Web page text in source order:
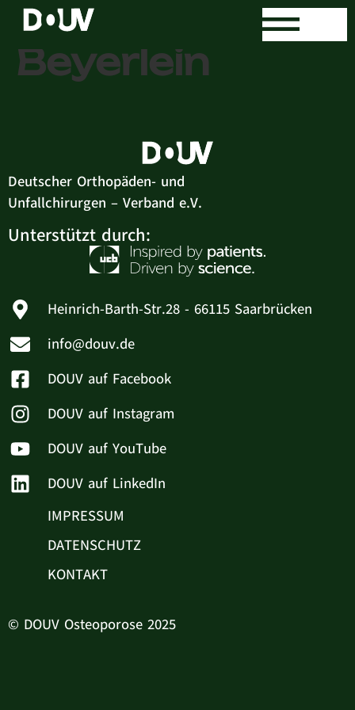
Dr. med. Jörg
Beyerlein
Deutscher Orthopäden- und
Unfallchirurgen – Verband e.V.
Unterstützt durch:
Heinrich-Barth-Str.28 - 66115 Saarbrücken
info@douv.de
DOUV auf Facebook
DOUV auf Instagram
DOUV auf YouTube
DOUV auf LinkedIn
IMPRESSUM
DATENSCHUTZ
KONTAKT
© DOUV Osteoporose 2025